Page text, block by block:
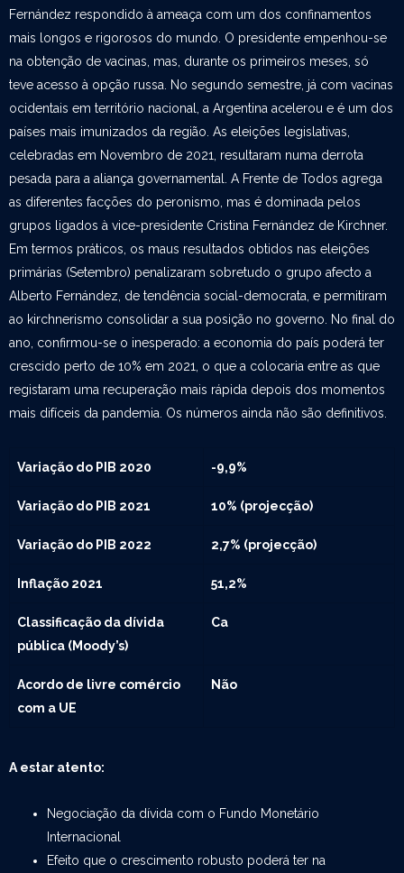
Fernández respondido à ameaça com um dos confinamentos
mais longos e rigorosos do mundo. O presidente empenhou-se
na obtenção de vacinas, mas, durante os primeiros meses, só
teve acesso à opção russa. No segundo semestre, já com vacinas
ocidentais em território nacional, a Argentina acelerou e é um dos
países mais imunizados da região. As eleições legislativas,
celebradas em Novembro de 2021, resultaram numa derrota
pesada para a aliança governamental. A Frente de Todos agrega
as diferentes facções do peronismo, mas é dominada pelos
grupos ligados à vice-presidente Cristina Fernández de Kirchner.
Em termos práticos, os maus resultados obtidos nas eleições
primárias (Setembro) penalizaram sobretudo o grupo afecto a
Alberto Fernández, de tendência social-democrata, e permitiram
ao kirchnerismo consolidar a sua posição no governo. No final do
ano, confirmou-se o inesperado: a economia do país poderá ter
crescido perto de 10% em 2021, o que a colocaria entre as que
registaram uma recuperação mais rápida depois dos momentos
mais difíceis da pandemia. Os números ainda não são definitivos.
Variação do PIB 2020 -9,9%
Variação do PIB 2021 10% (projecção)
Variação do PIB 2022 2,7% (projecção)
Inflação 2021 51,2%
Classificação da dívida
pública (Moody’s)
Ca
Acordo de livre comércio
com a UE
Não
A estar atento:
Negociação da dívida com o Fundo Monetário
Internacional
Efeito que o crescimento robusto poderá ter na